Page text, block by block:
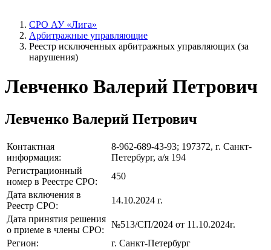
СРО АУ «Лига»
Арбитражные управляющие
Реестр исключенных арбитражных управляющих (за
нарушения)
Левченко Валерий Петрович
Левченко Валерий Петрович
Контактная
информация:
8-962-689-43-93; 197372, г. Санкт-
Петербург, а/я 194
Регистрационный
номер в Реестре СРО:
450
Дата включения в
Реестр СРО:
14.10.2024 г.
Дата принятия решения
о приеме в члены СРО:
№513/СП/2024 от 11.10.2024г.
Регион:
г. Санкт-Петербург